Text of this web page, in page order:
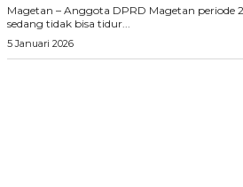
Magetan – Anggota DPRD Magetan periode
sedang tidak bisa tidur...
5 Januari 2026